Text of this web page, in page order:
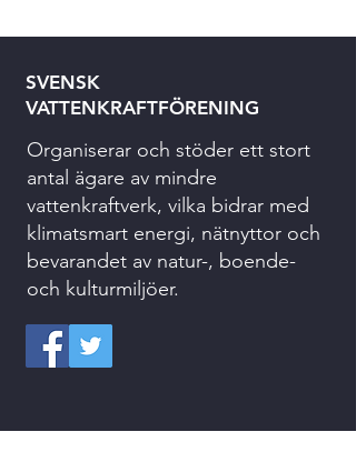
SVENSK
VATTENKRAFTFÖRENING
Organiserar och stöder ett stort
antal ägare av mindre
vattenkraftverk, vilka bidrar med
klimatsmart energi, nätnyttor och
bevarandet av natur-, boende-
och kulturmiljöer.